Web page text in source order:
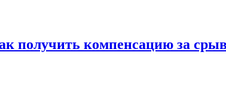
получить компенсацию за